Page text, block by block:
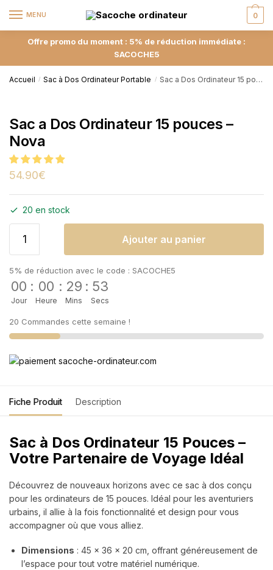
MENU 0
Offre promo du moment : 5% de réduction immédiate :
SACOCHE5
Accueil / Sac à Dos Ordinateur Portable / Sac a Dos Ordinateur 15 pouces – Nova
Sac a Dos Ordinateur 15 pouces –
Nova
54.90€
20 en stock
Ajouter au panier
5% de réduction avec le code : SACOCHE5
00
Jour
: 00
Heure
: 29
Mins
: 53
Secs
20 Commandes cette semaine !
Fiche Produit Description
Sac à Dos Ordinateur 15 Pouces –
Votre Partenaire de Voyage Idéal
Découvrez de nouveaux horizons avec ce sac à dos conçu
pour les ordinateurs de 15 pouces. Idéal pour les aventuriers
urbains, il allie à la fois fonctionnalité et design pour vous
accompagner où que vous alliez.
Dimensions : 45 x 36 x 20 cm, offrant généreusement de
l’espace pour tout votre matériel numérique.